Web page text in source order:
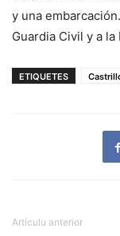
y una
Guardia Civil y a la
ETIQUETES
Artículu anterior